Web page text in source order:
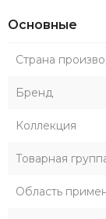
Основные
Страна
Бренд
Коллекция
Товарная
Область